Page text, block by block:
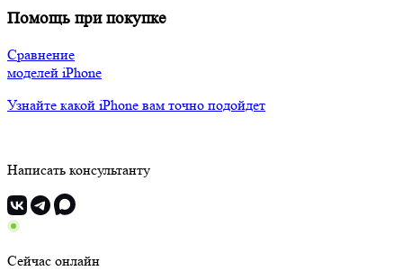
Помощь при покупке
Сравнение
моделей iPhone
Узнайте какой iPhone вам точно подойдет
Написать консультанту
Сейчас онлайн